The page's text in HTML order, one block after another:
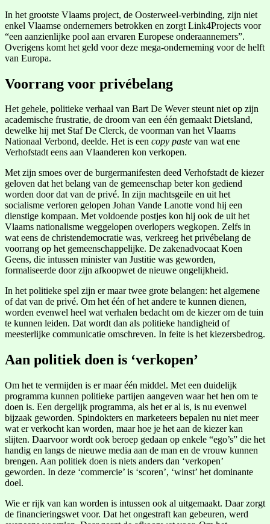
In het grootste Vlaams project, de Oosterweel-verbinding, zijn niet
enkel Vlaamse ondernemers betrokken en zorgt Link4Projects voor
“een aanzienlijke pool aan ervaren Europese onderaannemers”.
Overigens komt het geld voor deze mega-onderneming voor de helft
van Europa.
Voorrang voor privébelang
Het gehele, politieke verhaal van Bart De Wever steunt niet op zijn
academische frustratie, de droom van een één gemaakt Dietsland,
dewelke hij met Staf De Clerck, de voorman van het Vlaams
Nationaal Verbond, deelde. Het is een copy paste van wat ene
Verhofstadt eens aan Vlaanderen kon verkopen.
Met zijn smoes over de burgermanifesten deed Verhofstadt de kiezer
geloven dat het belang van de gemeenschap beter kon gediend
worden door dat van de privé. In zijn machtsgeile en uit het
socialisme verloren gelopen Johan Vande Lanotte vond hij een
dienstige kompaan. Met voldoende postjes kon hij ook de uit het
Vlaams nationalisme weggelopen overlopers wegkopen. Zelfs in
wat eens de christendemocratie was, verkreeg het privébelang de
voorrang op het gemeenschappelijke. De zakenadvocaat Koen
Geens, die intussen minister van Justitie was geworden,
formaliseerde door zijn afkoopwet de nieuwe ongelijkheid.
In het politieke spel zijn er maar twee grote belangen: het algemene
of dat van de privé. Om het één of het andere te kunnen dienen,
worden evenwel heel wat verhalen bedacht om de kiezer om de tuin
te kunnen leiden. Dat wordt dan als politieke handigheid of
meesterlijke communicatie omschreven. In feite is het kiezersbedrog.
Aan politiek doen is ‘verkopen’
Om het te vermijden is er maar één middel. Met een duidelijk
programma kunnen politieke partijen aangeven waar het hen om te
doen is. Een dergelijk programma, als het er al is, is nu evenwel
bijzaak geworden. Spindokters en marketeers bepalen nu niet meer
wat er verkocht kan worden, maar hoe je het aan de kiezer kan
slijten. Daarvoor wordt ook beroep gedaan op enkele “ego’s” die het
handig en langs de nieuwe media aan de man en de vrouw kunnen
brengen. Aan politiek doen is niets anders dan ‘verkopen’
geworden. In deze ‘commercie’ is ‘scoren’, ‘winst’ het dominante
doel.
Wie er rijk van kan worden is intussen ook al uitgemaakt. Daar zorgt
de financieringswet voor. Dat het ongestraft kan gebeuren, werd